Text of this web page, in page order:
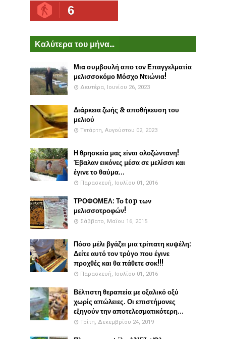
6
Καλύτερα του μήνα...
Μια συμβουλή απο τον Επαγγελματία
μελισσοκόμο Μόσχο Ντιώνια!
Δευτέρα, Ιουνίου 26, 2023
Διάρκεια ζωής & αποθήκευση του
μελιού
Τετάρτη, Αυγούστου 02, 2023
Η θρησκεία μας είναι ολοζώντανη!
Έβαλαν εικόνες μέσα σε μελίσσι και
έγινε το θαύμα...
Παρασκευή, Ιουλίου 01, 2016
ΤΡΟΦΟΜΕΛ: Το top των
μελισσοτροφών!
Σάββατο, Μαΐου 16, 2015
Πόσο μέλι βγάζει μια τρίπατη κυψέλη:
Δείτε αυτό τον τρύγο που έγινε
προχθές και θα πάθετε σοκ!!!
Παρασκευή, Ιουλίου 01, 2016
Βέλτιστη θεραπεία με οξαλικό οξύ
χωρίς απώλειες. Οι επιστήμονες
εξηγούν την αποτελεσματικότερη...
Τρίτη, Δεκεμβρίου 24, 2019